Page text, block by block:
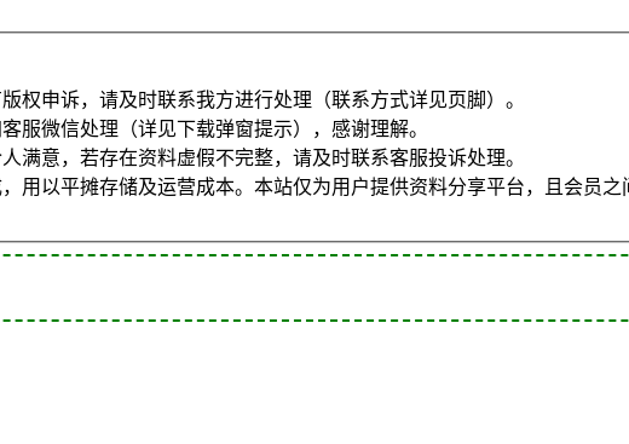
申诉，请及时联系我方进行处理（联系方式详见页脚）。
微信处理（详见下载弹窗提示），感谢理解。
意，若存在资料虚假不完整，请及时联系客服投诉处理。
用以平摊存储及运营成本。本站仅为用户提供资料分享平台，且会员